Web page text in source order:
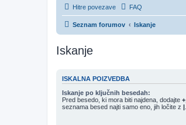
Hitre povezave FAQ
Seznam forumov Iskanje
Iskanje
ISKALNA POIZVEDBA
Iskanje po ključnih besedah:
Pred besedo, ki mora biti najdena, dodajte +
seznama besed najti samo eno, jih ločite z |